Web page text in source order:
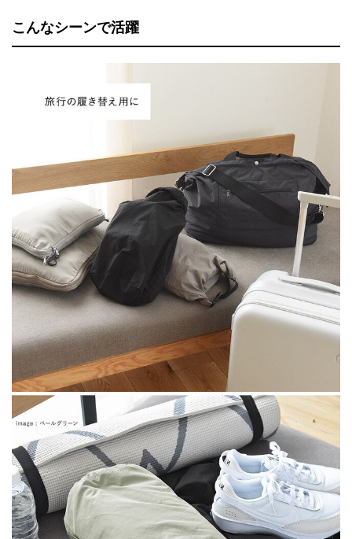
こんなシーンで活躍